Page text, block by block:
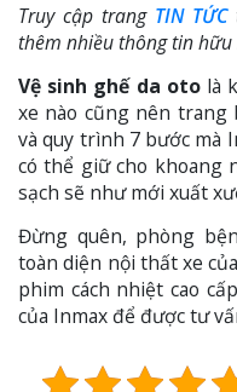
Truy cập trang TIN TỨC
thêm nhiều thông tin hữu
Vệ sinh ghế da otolà
xe nào cũng nên trang
và quy trình 7 bước mà
có thể giữ cho khoang
sạch sẽ như mới xuất
Đừng quên, phòng
toàn diện nội thất xe
phim cách nhiệt cao
của Inmax để được tư